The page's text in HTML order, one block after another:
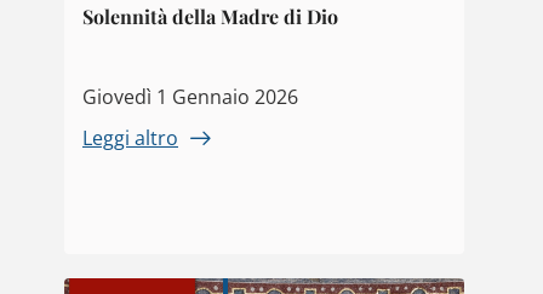
Solennità della Madre di Dio
Giovedì 1 Gennaio 2026
Leggi altro